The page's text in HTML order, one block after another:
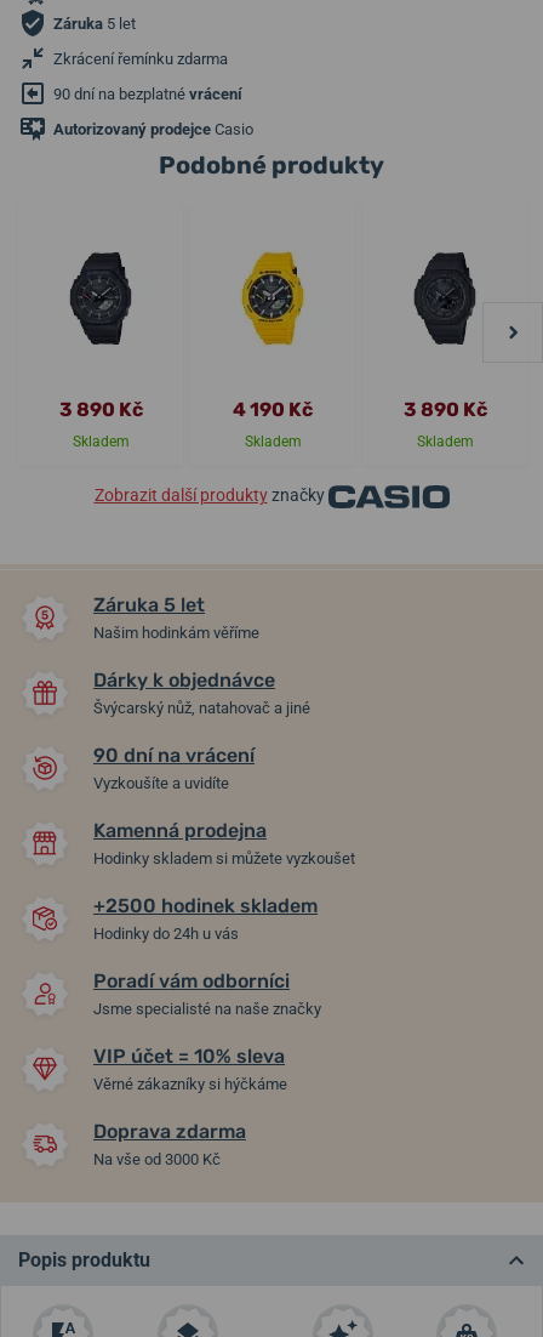
Záruka 5 let
Zkrácení řemínku zdarma
90 dní na bezplatné vrácení
Autorizovaný prodejce Casio
Podobné produkty
3 890 Kč
Skladem
4 190 Kč
Skladem
3 890 Kč
Skladem
Zobrazit další produktyznačky
Záruka 5 let
Našim hodinkám věříme
Dárky k objednávce
Švýcarský nůž, natahovač a jiné
90 dní na vrácení
Vyzkoušíte a uvidíte
Kamenná prodejna
Hodinky skladem si můžete vyzkoušet
+2500 hodinek skladem
Hodinky do 24h u vás
Poradí vám odborníci
Jsme specialisté na naše značky
VIP účet = 10% sleva
Věrné zákazníky si hýčkáme
Doprava zdarma
Na vše od 3000 Kč
Popis produktu